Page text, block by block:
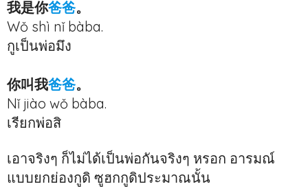
我是你爸爸。
Wǒ shì nǐ bàba.
กูเป็นพ่อมึง
你叫我爸爸。
Nǐ jiào wǒ bàba.
เรียกพ่อสิ
เอาจริงๆ ก็ไม่ได้เป็นพ่อกันจริงๆ หรอก อารมณ์
แบบยกย่องกูดิ ซูฮกกูดิประมาณนั้น